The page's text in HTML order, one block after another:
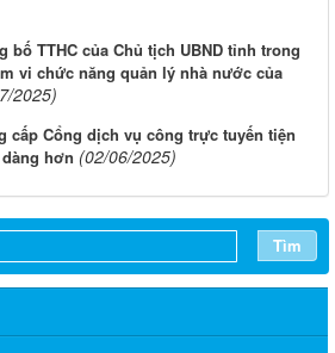
bố TTHC của Chủ tịch UBND tỉnh trong
vi chức năng quản lý nhà nước của
2025)
cấp Cổng dịch vụ công trực tuyến tiện
hơn (02/06/2025)
Tìm